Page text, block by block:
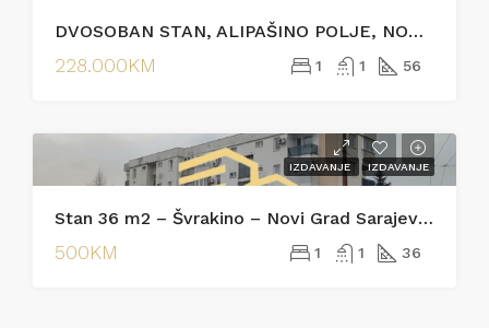
DVOSOBAN STAN, ALIPAŠINO POLJE, NOVI GRAD
228.000KM 1 1 56
IZDAVANJE IZDAVANJE
Stan 36 m2 – Švrakino – Novi Grad Sarajevo [Iznajmljivanje]
500KM 1 1 36